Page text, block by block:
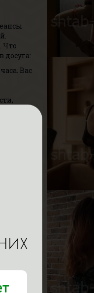
Что
досуга:
Вас
Рост
178 см
Вес
50 кг
Возраст
28
Рост
163 см
50 кг
Грудь
Саша
Возраст
Рост